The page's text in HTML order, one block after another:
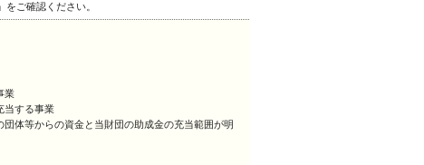
ご確認ください。
業
当する事業
体等からの資金と当財団の助成金の充当範囲が明